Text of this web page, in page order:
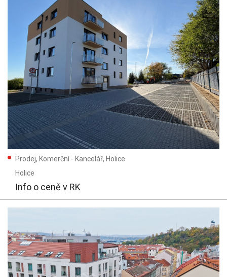
Prodej, Komerční - Kancelář, Holice
Holice
Info o ceně v RK